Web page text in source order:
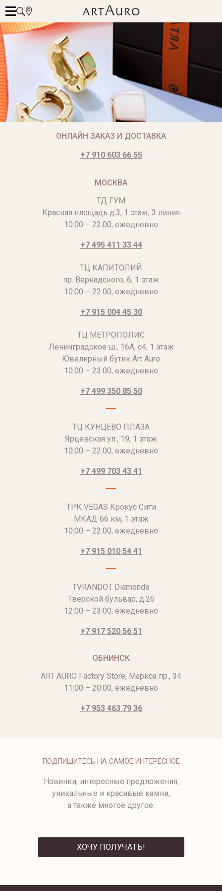
ОНЛАЙН ЗАКАЗ И ДОСТАВКА
+7 910 603 66 55
МОСКВА
ТД ГУМ
Красная площадь д.3, 1 этаж, 3 линия
10:00 – 22:00, ежедневно
+7 495 411 33 44
ТЦ КАПИТОЛИЙ
пр. Вернадского, 6, 1 этаж
10:00 – 22:00, ежедневно
+7 915 004 45 30
ТЦ МЕТРОПОЛИС
Ленинградское ш., 16А, с4, 1 этаж
Ювелирный бутик Art Auro
10:00 – 23:00, ежедневно
+7 499 350 85 50
ТЦ КУНЦЕВО ПЛАЗА
Ярцевская ул., 19, 1 этаж
10:00 – 22:00, ежедневно
+7 499 703 43 41
ТРК VEGAS Крокус Сити
МКАД 66 км, 1 этаж
10:00 – 22:00, ежедневно
+7 915 010 54 41
TVRANDOT Diamonds
Тверской бульвар, д.26
12:00 – 23:00, ежедневно
+7 917 520 56 51
ОБНИНСК
ART AURO Factory Store, Маркса пр., 34
11:00 – 20:00, ежедневно
+7 953 463 79 36
ПОДПИШИТЕСЬ НА САМОЕ ИНТЕРЕСНОЕ
Новинки, интересные предложения,
уникальные и красивые камни,
а также многое другое.
ХОЧУ ПОЛУЧАТЬ!
ОТПРАВИТЬ